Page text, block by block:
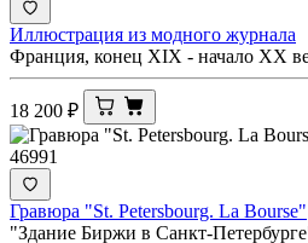
Иллюстрация из модного журнала
Франция, конец XIX - начало XX
18 200 ₽
46991
Гравюра "St. Petersbourg. La Bourse"
"Здание Биржи в Санкт-